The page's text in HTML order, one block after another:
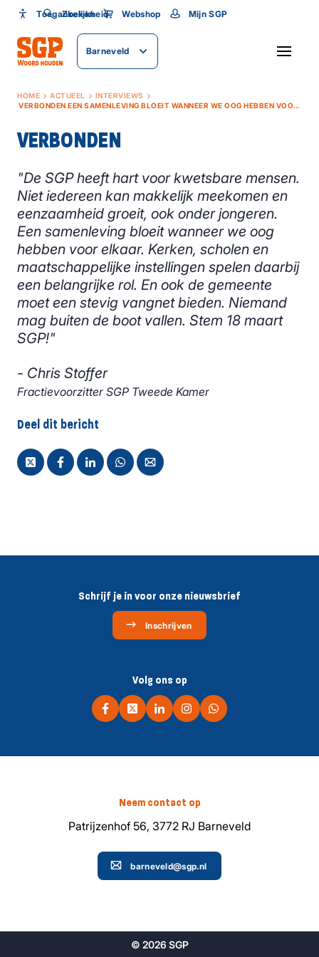
Toegankelijkheid
Toegankelijkheid
Lettergrootte
Zoeken Webshop Mijn SGP
Barneveld
HOME ACTUEEL
INTERVIEWS
VERBONDEN EEN SAMENLEVING BLOEIT WANNEER WE OOG HEBBEN VOOR ELKAAR
VERBONDEN
"De SGP heeft hart voor kwetsbare mensen.
Niet iedereen kan makkelijk meekomen en
eenzaamheid groeit, ook onder jongeren.
Een samenleving bloeit wanneer we oog
hebben voor elkaar. Kerken, scholen en
maatschappelijke instellingen spelen daarbij
een belangrijke rol. En ook de gemeente
moet een stevig vangnet bieden. Niemand
mag buiten de boot vallen. Stem 18 maart
SGP!"
- Chris Stoffer
Fractievoorzitter SGP Tweede Kamer
Deel dit bericht
Schrijf je in voor onze nieuwsbrief
Inschrijven
Volg ons op
Neem contact op
Patrijzenhof 56, 3772 RJ Barneveld
barneveld@sgp.nl
© 2026 SGP